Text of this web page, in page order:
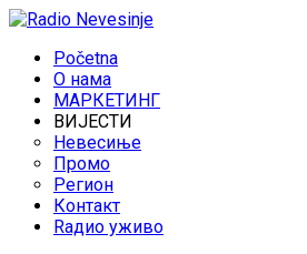
Početna
O нама
МАРКЕТИНГ
ВИЈЕСТИ
Невесиње
Промо
Регион
Контакт
Rадио уживо